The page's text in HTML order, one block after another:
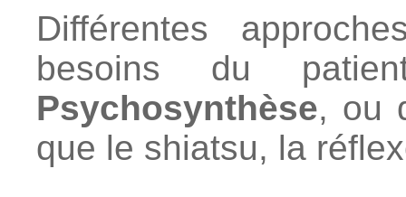
Différentes
besoins du
Psychosynthèse, ou
que le shiatsu, la